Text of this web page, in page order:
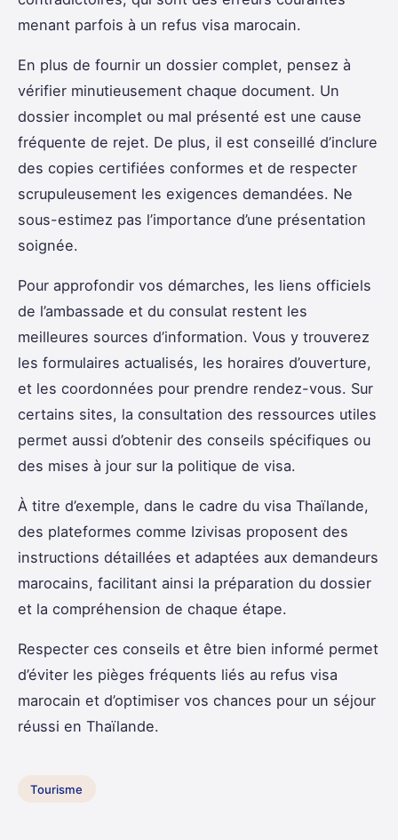
menant parfois à un refus visa marocain.
En plus de fournir un dossier complet, pensez à
vérifier minutieusement chaque document. Un
dossier incomplet ou mal présenté est une cause
fréquente de rejet. De plus, il est conseillé d’inclure
des copies certifiées conformes et de respecter
scrupuleusement les exigences demandées. Ne
sous-estimez pas l’importance d’une présentation
soignée.
Pour approfondir vos démarches, les liens officiels
de l’ambassade et du consulat restent les
meilleures sources d’information. Vous y trouverez
les formulaires actualisés, les horaires d’ouverture,
et les coordonnées pour prendre rendez-vous. Sur
certains sites, la consultation des ressources utiles
permet aussi d’obtenir des conseils spécifiques ou
des mises à jour sur la politique de visa.
À titre d’exemple, dans le cadre du visa Thaïlande,
des plateformes comme Izivisas proposent des
instructions détaillées et adaptées aux demandeurs
marocains, facilitant ainsi la préparation du dossier
et la compréhension de chaque étape.
Respecter ces conseils et être bien informé permet
d’éviter les pièges fréquents liés au refus visa
marocain et d’optimiser vos chances pour un séjour
réussi en Thaïlande.
Tourisme